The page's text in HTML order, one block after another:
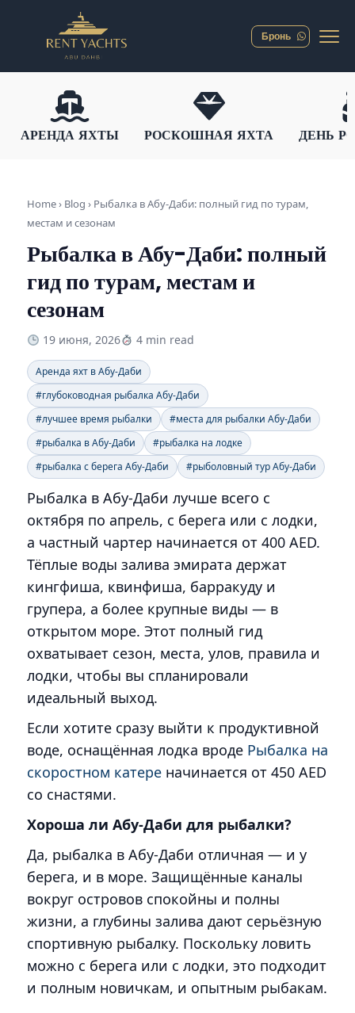
Бронь
АРЕНДА ЯХТЫ РОСКОШНАЯ ЯХТА ДЕНЬ
Home › Blog › Рыбалка в Абу-Даби: полный гид по турам,
местам и сезонам
Рыбалка в Абу-Даби: полный
гид по турам, местам и
сезонам
19 июня, 2026 4 min read
Аренда яхт в Абу-Даби
#глубоководная рыбалка Абу-Даби
#лучшее время рыбалки
#места для рыбалки Абу-Даби
#рыбалка в Абу-Даби
#рыбалка на лодке
#рыбалка с берега Абу-Даби
#рыболовный тур Абу-Даби
Рыбалка в Абу-Даби лучше всего с
октября по апрель, с берега или с лодки,
а частный чартер начинается от 400 AED.
Тёплые воды залива эмирата держат
кингфиша, квинфиша, барракуду и
групера, а более крупные виды — в
открытом море. Этот полный гид
охватывает сезон, места, улов, правила и
лодки, чтобы вы спланировали
идеальный выход.
Если хотите сразу выйти к продуктивной
воде, оснащённая лодка вроде Рыбалка на
скоростном катере начинается от 450 AED
со снастями.
Хороша ли Абу-Даби для рыбалки?
Да, рыбалка в Абу-Даби отличная — и у
берега, и в море. Защищённые каналы
вокруг островов спокойны и полны
жизни, а глубины залива дают серьёзную
спортивную рыбалку. Поскольку ловить
можно с берега или с лодки, это подходит
и полным новичкам, и опытным рыбакам.